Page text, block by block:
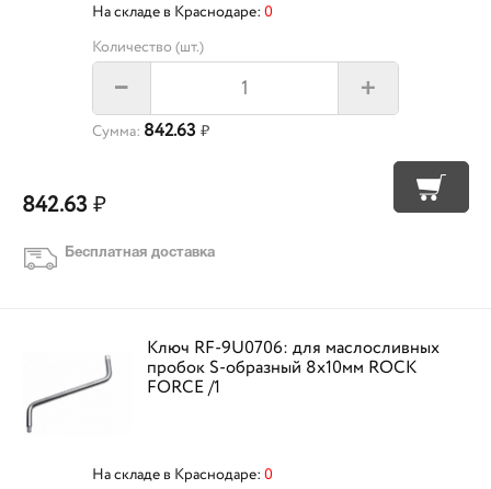
На складе в Краснодаре: 0
Количество (шт.)
– +
Сумма: 842.63 ₽
842.63 ₽
Бесплатная доставка
Ключ RF-9U0706: для маслосливных
пробок S-образный 8х10мм ROCK
FORCE /1
На складе в Краснодаре: 0